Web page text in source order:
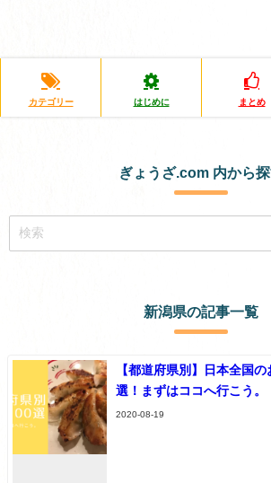
カテゴリー はじめに まとめ
ぎょうざ.com 内から
新潟県の記事一覧
【都道府県別】日本全国
選！まずはココへ行こう。
2020-08-19